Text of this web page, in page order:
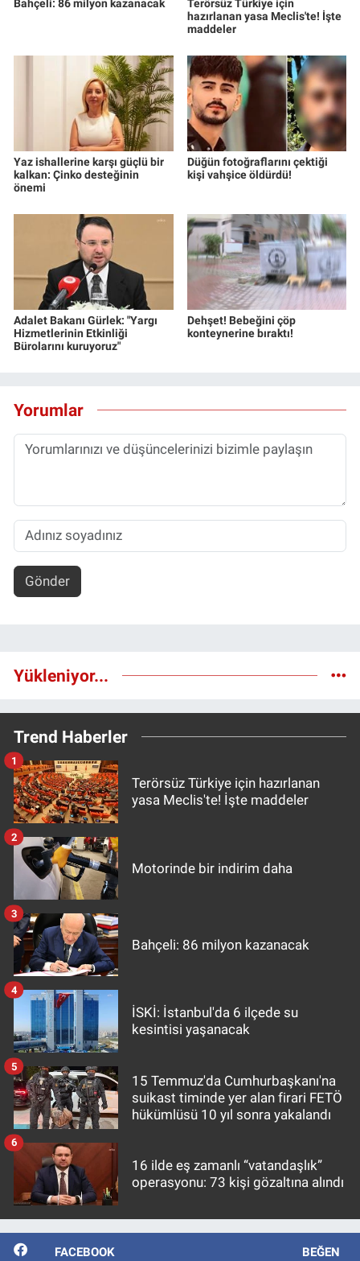
Bahçeli: 86 milyon kazanacak
Terörsüz Türkiye için
hazırlanan yasa Meclis'te! İşte
maddeler
Yaz ishallerine karşı güçlü bir
kalkan: Çinko desteğinin
önemi
Düğün fotoğraflarını çektiği
kişi vahşice öldürdü!
Adalet Bakanı Gürlek: "Yargı
Hizmetlerinin Etkinliği
Bürolarını kuruyoruz"
Dehşet! Bebeğini çöp
konteynerine bıraktı!
Yorumlar
Gönder
Yükleniyor...
Trend Haberler
Terörsüz Türkiye için hazırlanan
yasa Meclis'te! İşte maddeler
1
Motorinde bir indirim daha
2
Bahçeli: 86 milyon kazanacak
3
İSKİ: İstanbul'da 6 ilçede su
kesintisi yaşanacak
4
15 Temmuz'da Cumhurbaşkanı'na
suikast timinde yer alan firari FETÖ
hükümlüsü 10 yıl sonra yakalandı
5
16 ilde eş zamanlı “vatandaşlık”
operasyonu: 73 kişi gözaltına alındı
6
FACEBOOK BEĞEN